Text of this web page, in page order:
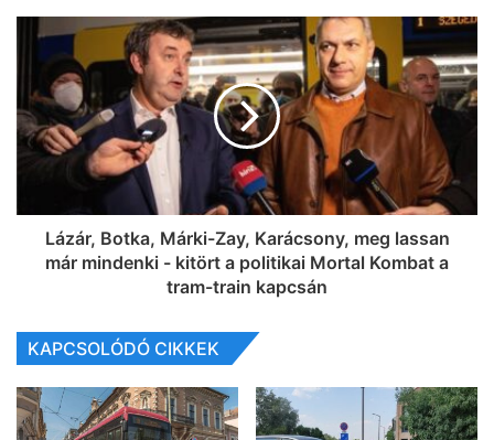
Lázár, Botka, Márki-Zay, Karácsony, meg lassan
már mindenki - kitört a politikai Mortal Kombat a
tram-train kapcsán
KAPCSOLÓDÓ CIKKEK